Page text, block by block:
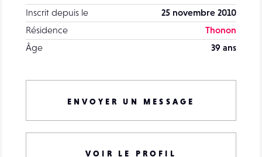
Inscrit depuis le
25 novembre 2010
Résidence
Thonon
Âge
39 ans
ENVOYER UN MESSAGE
VOIR LE PROFIL